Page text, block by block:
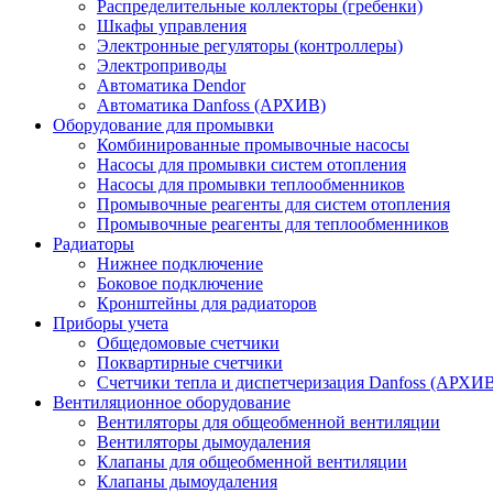
Распределительные коллекторы (гребенки)
Шкафы управления
Электронные регуляторы (контроллеры)
Электроприводы
Автоматика Dendor
Автоматика Danfoss (АРХИВ)
Оборудование для промывки
Комбинированные промывочные насосы
Насосы для промывки систем отопления
Насосы для промывки теплообменников
Промывочные реагенты для систем отопления
Промывочные реагенты для теплообменников
Радиаторы
Нижнее подключение
Боковое подключение
Кронштейны для радиаторов
Приборы учета
Общедомовые счетчики
Поквартирные счетчики
Счетчики тепла и диспетчеризация Danfoss
Вентиляционное оборудование
Вентиляторы для общеобменной вентиляции
Вентиляторы дымоудаления
Клапаны для общеобменной вентиляции
Клапаны дымоудаления